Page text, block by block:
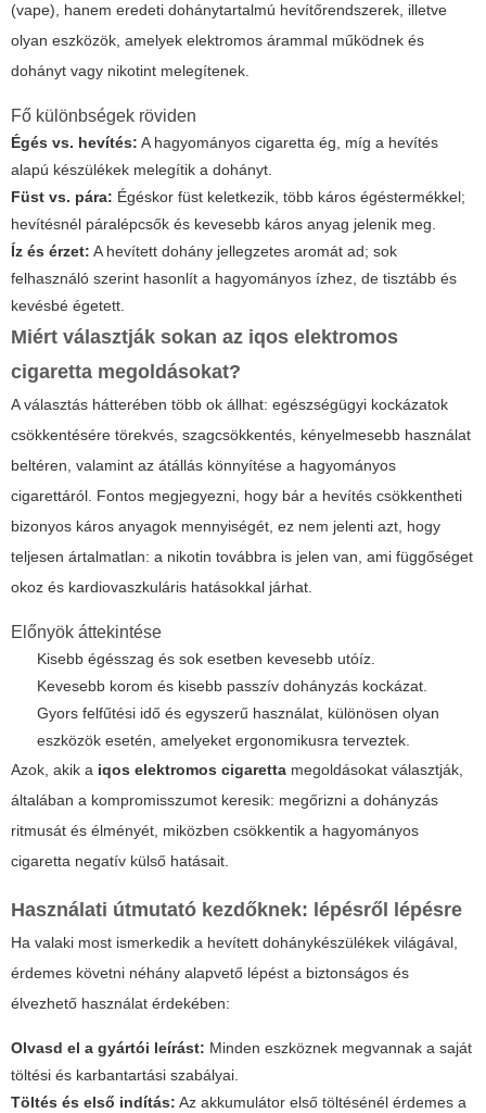
(vape), hanem eredeti dohánytartalmú hevítőrendszerek, illetve
olyan eszközök, amelyek elektromos árammal működnek és
dohányt vagy nikotint melegítenek.
Fő különbségek röviden
Égés vs. hevítés: A hagyományos cigaretta ég, míg a hevítés
alapú készülékek melegítik a dohányt.
Füst vs. pára: Égéskor füst keletkezik, több káros égéstermékkel;
hevítésnél páralépcsők és kevesebb káros anyag jelenik meg.
Íz és érzet: A hevített dohány jellegzetes aromát ad; sok
felhasználó szerint hasonlít a hagyományos ízhez, de tisztább és
kevésbé égetett.
Miért választják sokan az iqos elektromos
cigaretta megoldásokat?
A választás hátterében több ok állhat: egészségügyi kockázatok
csökkentésére törekvés, szagcsökkentés, kényelmesebb használat
beltéren, valamint az átállás könnyítése a hagyományos
cigarettáról. Fontos megjegyezni, hogy bár a hevítés csökkentheti
bizonyos káros anyagok mennyiségét, ez nem jelenti azt, hogy
teljesen ártalmatlan: a nikotin továbbra is jelen van, ami függőséget
okoz és kardiovaszkuláris hatásokkal járhat.
Előnyök áttekintése
Kisebb égésszag és sok esetben kevesebb utóíz.
Kevesebb korom és kisebb passzív dohányzás kockázat.
Gyors felfűtési idő és egyszerű használat, különösen olyan
eszközök esetén, amelyeket ergonomikusra terveztek.
Azok, akik a iqos elektromos cigaretta megoldásokat választják,
általában a kompromisszumot keresik: megőrizni a dohányzás
ritmusát és élményét, miközben csökkentik a hagyományos
cigaretta negatív külső hatásait.
Használati útmutató kezdőknek: lépésről lépésre
Ha valaki most ismerkedik a hevített dohánykészülékek világával,
érdemes követni néhány alapvető lépést a biztonságos és
élvezhető használat érdekében:
Olvasd el a gyártói leírást: Minden eszköznek megvannak a saját
töltési és karbantartási szabályai.
Töltés és első indítás: Az akkumulátor első töltésénél érdemes a